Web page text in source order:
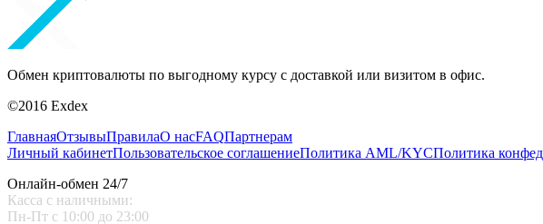
Обмен криптовалюты по выгодному курсу с доставкой или визитом в офис.
©2016 Exdex
ГлавнаяОтзывыПравилаО насFAQПартнерам
Личный кабинетПользовательское соглашениеПолитика AML/KYCПолитика
Онлайн-обмен 24/7
Касса с наличными:
Пн-Пт с 10:00 до 23:00